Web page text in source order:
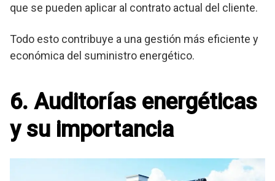
que se pueden aplicar al contrato actual del cliente.
Todo esto contribuye a una gestión más eficiente y
económica del suministro energético.
6. Auditorías energéticas
y su importancia